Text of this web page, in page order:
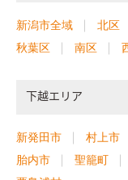
新潟市全域 北区
秋葉区
南区
下越エリア
新発田市 村上市
胎内市
聖籠町